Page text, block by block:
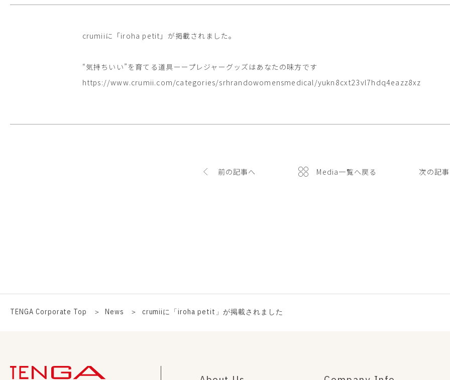
crumiiに「iroha petit」が掲載されました。
“気持ちいい”を育てる道具ーープレジャーグッズはあなたの味方です
https://www.crumii.com/categories/srhrandowomensmedical/yukn8cxt23vl7hdq4eazz8xz
前の記事へ Media一覧へ戻る 次の記
TENGA Corporate Top News crumiiに「iroha petit」が掲載されました